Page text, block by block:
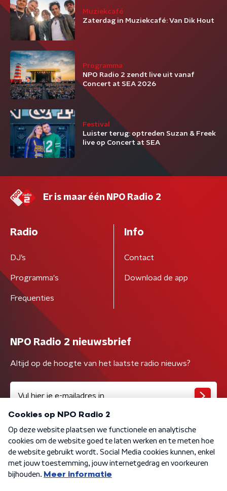
Muziekcafé
Zaterdag in Muziekcafé: Van Dik Hout
Programma
NPO Radio 2 zendt live uit vanaf
Concert at SEA 2026
Festival
Luister terug: optreden Suzan & Freek
live op Concert at SEA
Er is maar één NPO Radio 2
Radio
DJ’s
Programma's
Frequenties
Info
Contact
Download de app
NPO Radio 2 nieuwsbrief
Altijd op de hoogte van het laatste radio nieuws?
Algemene voorwaarden